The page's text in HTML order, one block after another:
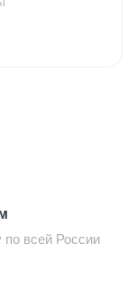
всей России